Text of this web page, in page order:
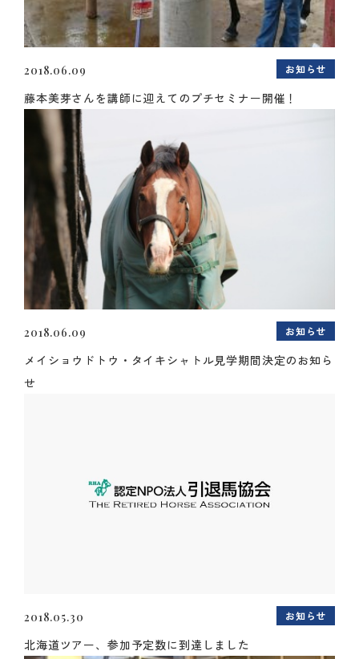
2018.06.09 お知らせ
藤本美芽さんを講師に迎えてのプチセミナー開催！
2018.06.09 お知らせ
メイショウドトウ・タイキシャトル見学期間決定のお知ら
せ
2018.05.30 お知らせ
北海道ツアー、参加予定数に到達しました